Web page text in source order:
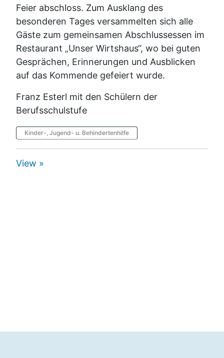
Feier abschloss. Zum Ausklang des
besonderen Tages versammelten sich alle
Gäste zum gemeinsamen Abschlussessen im
Restaurant „Unser Wirtshaus“, wo bei guten
Gesprächen, Erinnerungen und Ausblicken
auf das Kommende gefeiert wurde.
Franz Esterl mit den Schülern der
Berufsschulstufe
Kinder-, Jugend- u. Behindertenhilfe
View »